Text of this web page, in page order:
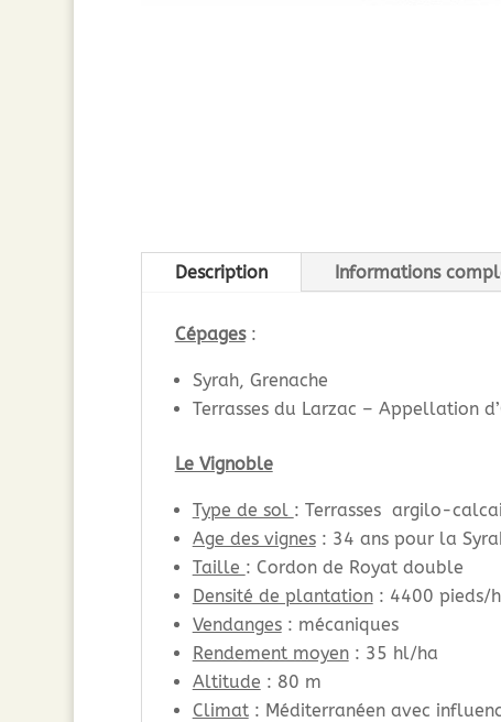
Description Informations
Cépages :
Syrah, Grenache
Terrasses du Larzac – Appellation
Le Vignoble
Type de sol : Terrasses argilo-
Age des vignes: 34 ans pour la
Taille : Cordon de Royat double
Densité de plantation: 4400 pieds/
Vendanges: mécaniques
Rendement moyen: 35 hl/ha
Altitude : 80 m
Climat: Méditerranéen avec